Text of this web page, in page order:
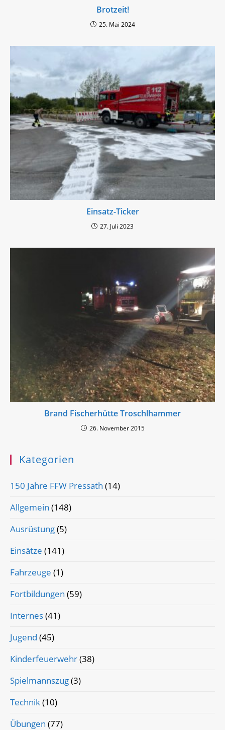
Brotzeit!
25. Mai 2024
Einsatz-Ticker
27. Juli 2023
Brand Fischerhütte Troschlhammer
26. November 2015
Kategorien
150 Jahre FFW Pressath (14)
Allgemein (148)
Ausrüstung(5)
Einsätze (141)
Fahrzeuge (1)
Fortbildungen (59)
Internes(41)
Jugend (45)
Kinderfeuerwehr(38)
Spielmannszug(3)
Technik(10)
Übungen (77)